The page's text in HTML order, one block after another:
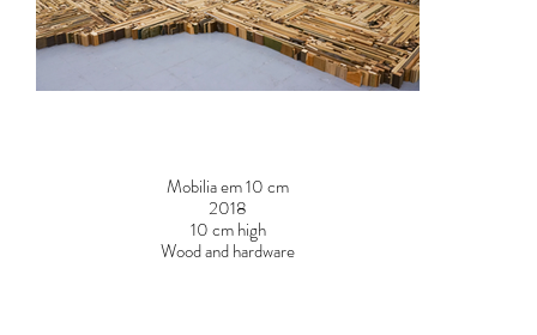
Mobilia em 10 cm
2018
10 cm high
Wood and hardware